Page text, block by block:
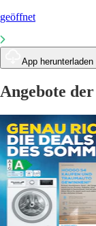
geöffnet
App herunterladen
Angebote